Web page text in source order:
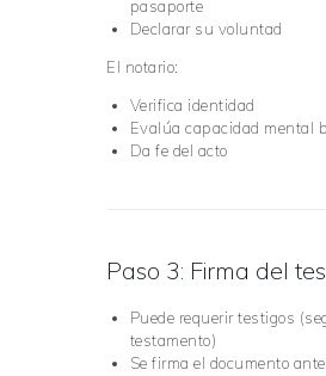
pasaporte
Declarar su voluntad
El notario:
Verifica identidad
Evalúa capacidad mental
Da fe del acto
Paso 3: Firma del
Puede requerir testigos
testamento)
Se firma el documento